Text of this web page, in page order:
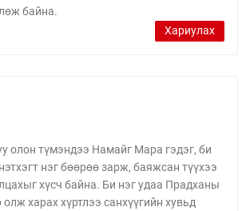
байна.
Хариулах
олон түмэндээ Намайг Мара гэдэг, би
нэг бөөрөө зарж, баяжсан түүхээ
хүсч байна. Би нэг удаа Прадханы
харах хүртлээ санхүүгийн хувьд